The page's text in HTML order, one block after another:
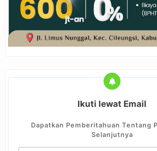
Ikuti lewat Email
Dapatkan Pemberitahuan Tentang
Selanjutnya